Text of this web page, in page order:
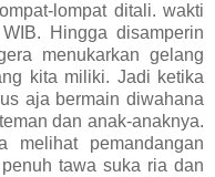
lompat ditali. wakti
Hingga disamperin
menukarkan gelang
kita miliki. Jadi ketika
aja bermain diwahana
dan anak-anaknya.
melihat pemandangan
tawa suka ria dan